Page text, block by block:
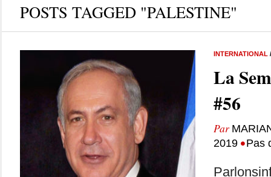
POSTS TAGGED "PALESTINE"
INTERNATIONAL
La
#56
Par
2019 •Pas